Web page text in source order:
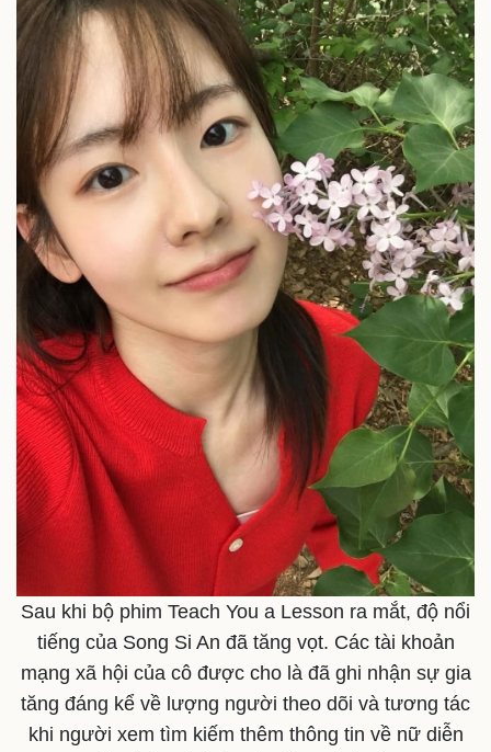
Nhi khoa
Nam khoa
Làm đẹp - giảm cân
Phòng mạch online
Ăn sạch sống khỏe
Sau khi bộ phim Teach You a Lesson ra mắt, độ nổi
tiếng của Song Si An đã tăng vọt. Các tài khoản
mạng xã hội của cô được cho là đã ghi nhận sự gia
tăng đáng kể về lượng người theo dõi và tương tác
khi người xem tìm kiếm thêm thông tin về nữ diễn